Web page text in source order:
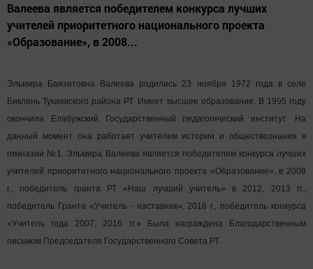
Валеева является победителем конкурса лучших
учителей приоритетного национального проекта
«Образование», в 2008...
Эльмира Баязитовна Валеева родилась 23 ноября 1972 года в селе
Биклянь Тукаевского района РТ. Имеет высшее образование. В 1995 году
окончила Елабужский Государственный педагогический институт. На
данный момент она работает учителем истории и обществознания в
гимназии №1. Эльмира Валеева является победителем конкурса лучших
учителей приоритетного национального проекта «Образование», в 2008
г., победитель гранта РТ «Наш лучший учитель» в 2012, 2013 гг.,
победитель Гранта «Учитель - наставник», 2016 г., победитель конкурса
«Учитель года 2007, 2016 гг.» Была награждена Благодарственным
письмом Председателя Государственного Совета РТ.